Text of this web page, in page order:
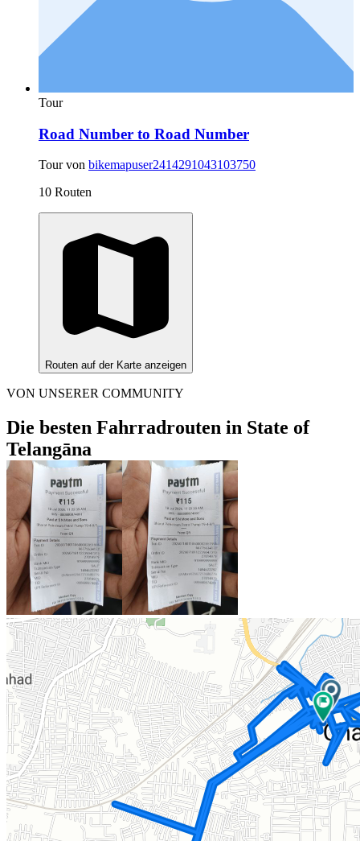
Tour
Road Number to Road Number
Tour von bikemapuser2414291043103750
10 Routen
Routen auf der Karte anzeigen
VON UNSERER COMMUNITY
Die besten Fahrradrouten in State of
Telangāna